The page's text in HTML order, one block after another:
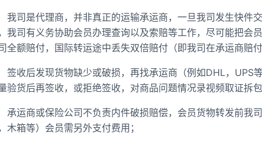
我司是代理商，并非真正的运输承运商，一旦我司发生快件
我司有义务协助会员办理查询以及索赔等工作，尽可能把会
全额赔付，国际转运途中丢失双倍赔付（即我司在承运商赔
签收后发现货物缺少或破损，再找承运商（例如DHL，UPS
验货后再签收，或拒绝签收，对商品问题情况录视频取证拆
承运商或保险公司不负责内件破损赔偿，会员货物转发前我
木箱等）会员需另外支付费用；